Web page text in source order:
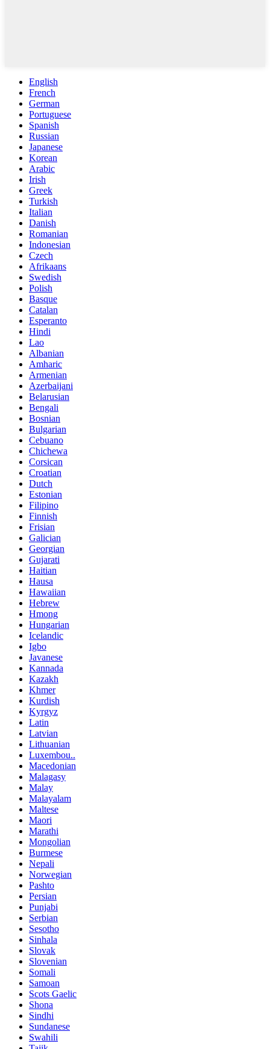
English
French
German
Portuguese
Spanish
Russian
Japanese
Korean
Arabic
Irish
Greek
Turkish
Italian
Danish
Romanian
Indonesian
Czech
Afrikaans
Swedish
Polish
Basque
Catalan
Esperanto
Hindi
Lao
Albanian
Amharic
Armenian
Azerbaijani
Belarusian
Bengali
Bosnian
Bulgarian
Cebuano
Chichewa
Corsican
Croatian
Dutch
Estonian
Filipino
Finnish
Frisian
Galician
Georgian
Gujarati
Haitian
Hausa
Hawaiian
Hebrew
Hmong
Hungarian
Icelandic
Igbo
Javanese
Kannada
Kazakh
Khmer
Kurdish
Kyrgyz
Latin
Latvian
Lithuanian
Luxembou..
Macedonian
Malagasy
Malay
Malayalam
Maltese
Maori
Marathi
Mongolian
Burmese
Nepali
Norwegian
Pashto
Persian
Punjabi
Serbian
Sesotho
Sinhala
Slovak
Slovenian
Somali
Samoan
Scots Gaelic
Shona
Sindhi
Sundanese
Swahili